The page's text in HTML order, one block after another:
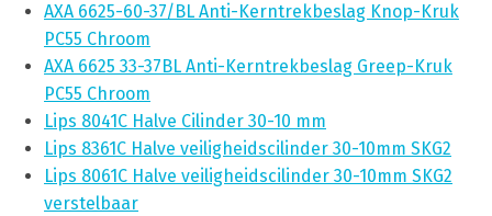
AXA 6625-60-37/BL Anti-Kerntrekbeslag Knop-Kruk
PC55 Chroom
AXA 6625 33-37BL Anti-Kerntrekbeslag Greep-Kruk
PC55 Chroom
Lips 8041C Halve Cilinder 30-10 mm
Lips 8361C Halve veiligheidscilinder 30-10mm SKG2
Lips 8061C Halve veiligheidscilinder 30-10mm SKG2
verstelbaar